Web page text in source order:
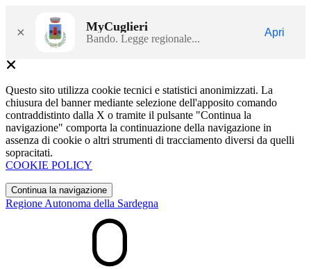
× MyCuglieri
Bando. Legge regionale...
Apri
Questo sito utilizza cookie tecnici e statistici anonimizzati. La
chiusura del banner mediante selezione dell'apposito comando
contraddistinto dalla X o tramite il pulsante "Continua la
navigazione" comporta la continuazione della navigazione in
assenza di cookie o altri strumenti di tracciamento diversi da quelli
sopracitati.
COOKIE POLICY
Continua la navigazione
Regione Autonoma della Sardegna